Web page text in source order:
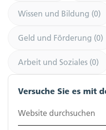
Wissen und Bildung (0)
Geld und Förderung (0)
Arbeit und Soziales (0)
Versuche Sie es mit
Website durchsuchen